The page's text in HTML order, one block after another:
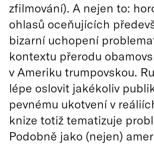
zfilmování). A nejen to:
ohlasů oceňujících
bizarní uchopení
kontextu přerodu
v Ameriku trumpovskou.
lépe oslovit jakékoliv
pevnému ukotvení v
knize totiž tematizuje
Podobně jako (nejen)